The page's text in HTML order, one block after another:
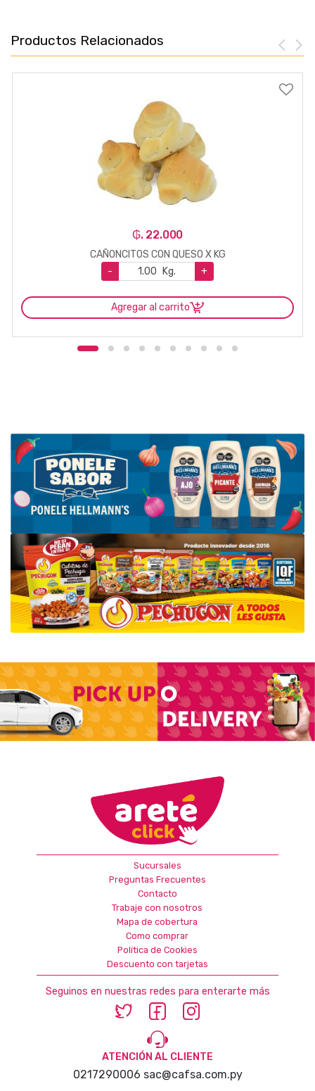
Productos Relacionados
₲. 22.000
CAÑONCITOS CON QUESO X KG
-
Kg. +
Agregar al carrito
Sucursales
Preguntas Frecuentes
Contacto
Trabaje con nosotros
Mapa de cobertura
Como comprar
Política de Cookies
Descuento con tarjetas
Seguinos en nuestras redes para enterarte más
ATENCIÓN AL CLIENTE
0217290006 sac@cafsa.com.py